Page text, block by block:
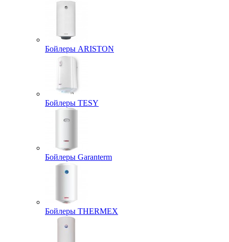
Бойлеры ARISTON
Бойлеры TESY
Бойлеры Garanterm
Бойлеры THERMEX